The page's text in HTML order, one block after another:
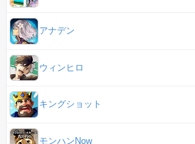
アナデン
ウィンヒロ
キングショット
モンハンNow